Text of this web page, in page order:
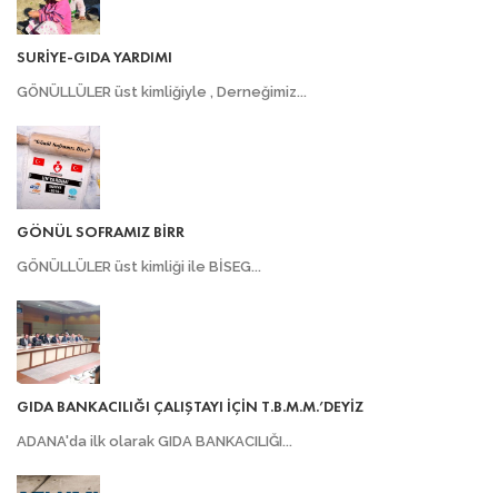
SURİYE-GIDA YARDIMI
GÖNÜLLÜLER üst kimliğiyle , Derneğimiz...
GÖNÜL SOFRAMIZ BİRR
GÖNÜLLÜLER üst kimliği ile BİSEG...
GIDA BANKACILIĞI ÇALIŞTAYI İÇİN T.B.M.M.’DEYİZ
ADANA'da ilk olarak GIDA BANKACILIĞI...